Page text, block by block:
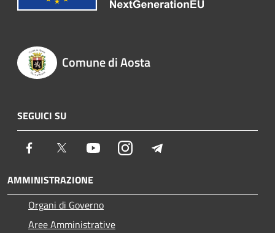
Comune di Aosta
SEGUICI SU
Facebook Twitter YoutubeInstagram
AMMINISTRAZIONE
Organi di Governo
Aree Amministrative